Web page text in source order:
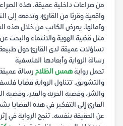
من صراعات داخلية عميقة. هذه
واقعية وقربًا من القارئ، وتدفعه إلى
وآمالها. يعرض الكاتب من خلال هذه
مثل قضية الهوية والانتماء والبحث عن
تساؤلات عميقة لدى القارئ حول
رسالة الرواية وأبعادها الفلسفية
تحمل روايةهمس الظلام رسالة
والتشويق. تتناول الرواية قضايا
والشر، وقضية الحرية والقدر، وقضية
القارئ إلى التفكير في هذه القضايا
عن الحقيقة بنفسه. تنجح الرواية في